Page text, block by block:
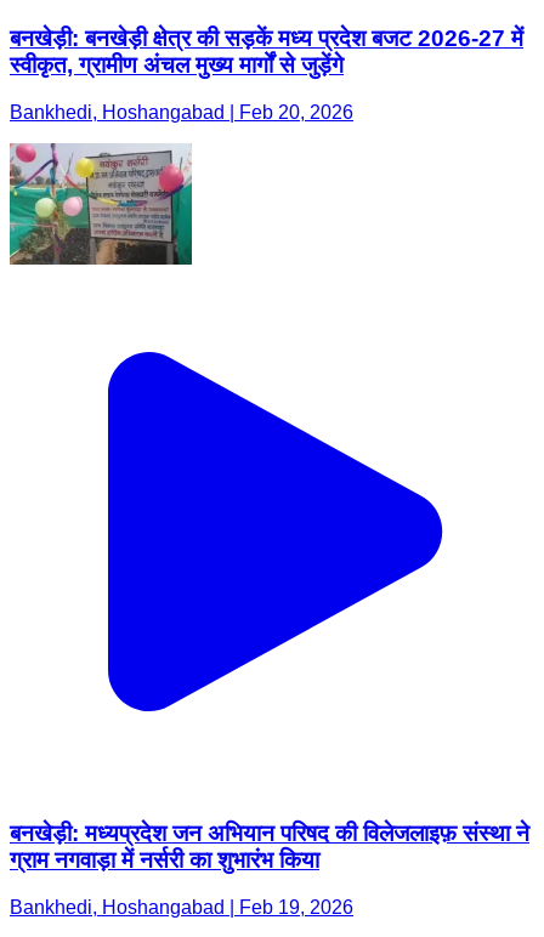
बनखेड़ी: बनखेड़ी क्षेत्र की सड़कें मध्य प्रदेश बजट 2026-27 में
स्वीकृत, ग्रामीण अंचल मुख्य मार्गों से जुड़ेंगे
Bankhedi, Hoshangabad | Feb 20, 2026
बनखेड़ी: मध्यप्रदेश जन अभियान परिषद की विलेजलाइफ़ संस्था ने
ग्राम नगवाड़ा में नर्सरी का शुभारंभ किया
Bankhedi, Hoshangabad | Feb 19, 2026